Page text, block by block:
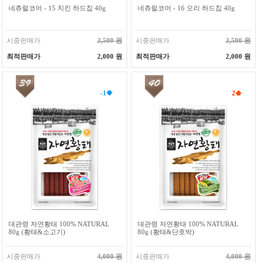
네츄럴코어 - 15 치킨 하드칩 40g
시중판매가 2,500 원
최적판매가 2,000 원
네츄럴코어 - 16 오리 하드칩 40g
시중판매가 2,500 원
최적판매가 2,000 원
-1
대관령 자연황태 100% NATURAL
80g (황태&소고기)
시중판매가 4,000 원
2
대관령 자연황태 100% NATURAL
80g (황태&단호박)
시중판매가 4,000 원